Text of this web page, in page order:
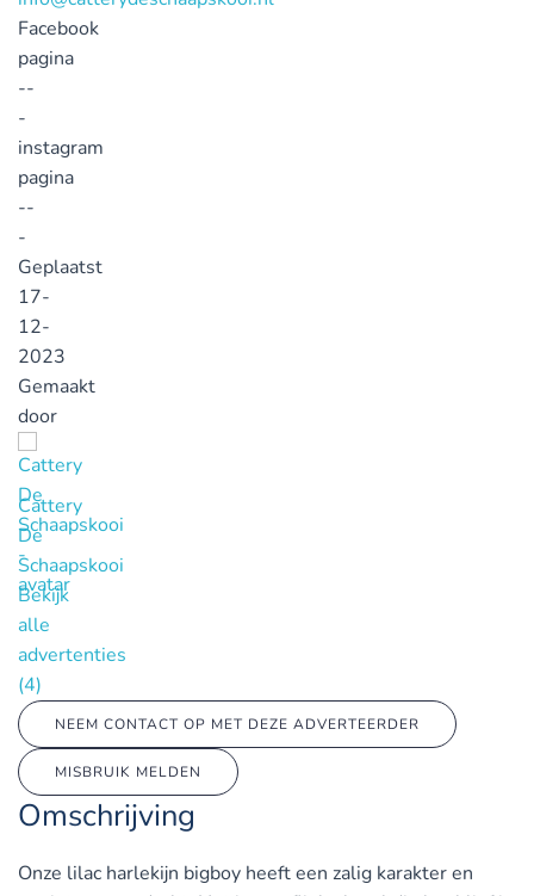
Facebook
pagina
--
-
instagram
pagina
--
-
Geplaatst
17-
12-
2023
Gemaakt
door
Cattery
De
Schaapskooi
Bekijk
alle
advertenties
(4)
NEEM CONTACT OP MET DEZE ADVERTEERDER
MISBRUIK MELDEN
Omschrijving
Onze lilac harlekijn bigboy heeft een zalig karakter en